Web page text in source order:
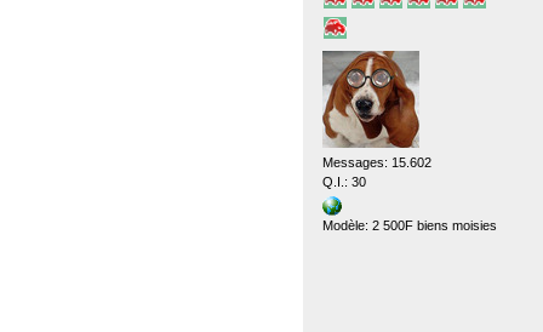
Messages: 15.602
Q.I.: 30
Modèle: 2 500F biens moisies